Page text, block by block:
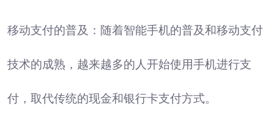
移动支付的普及：随着智能手机的普及和移动支付
技术的成熟，越来越多的人开始使用手机进行支
付，取代传统的现金和银行卡支付方式。